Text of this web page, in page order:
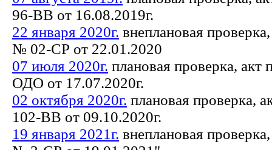
96-ВВ от 16.08.2019г.
22 января 2020г. внеплановая
№ 02-СР от 22.01.2020
07 июля 2020г. плановая проверка,
ОДО от 17.07.2020г.
02 октября 2020г. плановая проверка,
102-ВВ от 09.10.2020г.
19 января 2021г. внеплановая